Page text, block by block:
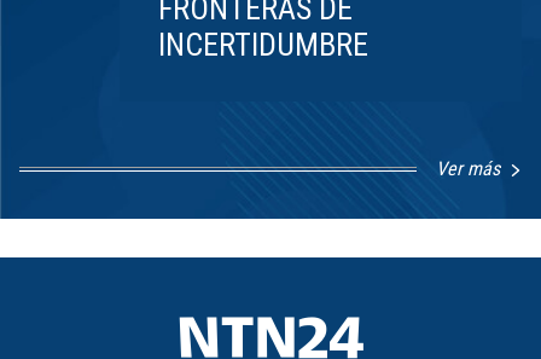
FRONTERAS DE
INCERTIDUMBRE
Ver más
1
8